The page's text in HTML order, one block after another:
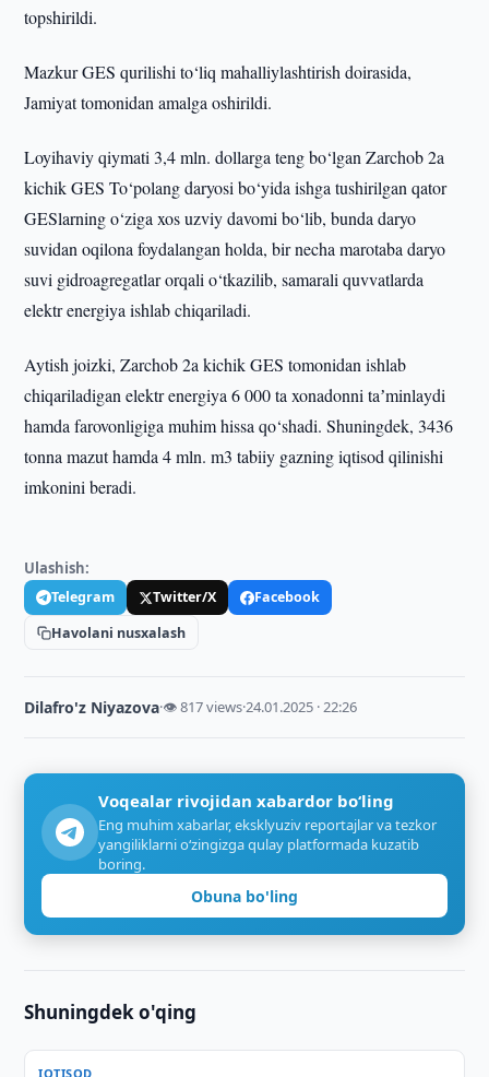
topshirildi.
Mazkur GES qurilishi to‘liq mahalliylashtirish doirasida,
Jamiyat tomonidan amalga oshirildi.
Loyihaviy qiymati 3,4 mln. dollarga teng bo‘lgan Zarchob 2a
kichik GES To‘polang daryosi bo‘yida ishga tushirilgan qator
GESlarning o‘ziga xos uzviy davomi bo‘lib, bunda daryo
suvidan oqilona foydalangan holda, bir necha marotaba daryo
suvi gidroagregatlar orqali o‘tkazilib, samarali quvvatlarda
elektr energiya ishlab chiqariladi.
Aytish joizki, Zarchob 2a kichik GES tomonidan ishlab
chiqariladigan elektr energiya 6 000 ta xonadonni taʼminlaydi
hamda farovonligiga muhim hissa qo‘shadi. Shuningdek, 3436
tonna mazut hamda 4 mln. m3 tabiiy gazning iqtisod qilinishi
imkonini beradi.
Ulashish:
Telegram Twitter/X
Facebook
Havolani nusxalash
Dilafro'z Niyazova·👁 817 views·24.01.2025 · 22:26
Voqealar rivojidan xabardor bo‘ling
Eng muhim xabarlar, eksklyuziv reportajlar va tezkor
yangiliklarni o‘zingizga qulay platformada kuzatib
boring.
Obuna bo'ling
Shuningdek o'qing
IQTISOD